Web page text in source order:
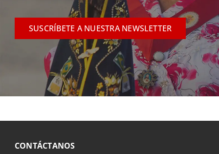
SUSCRÍBETE A NUESTRA NEWSLETTER
CONTÁCTANOS